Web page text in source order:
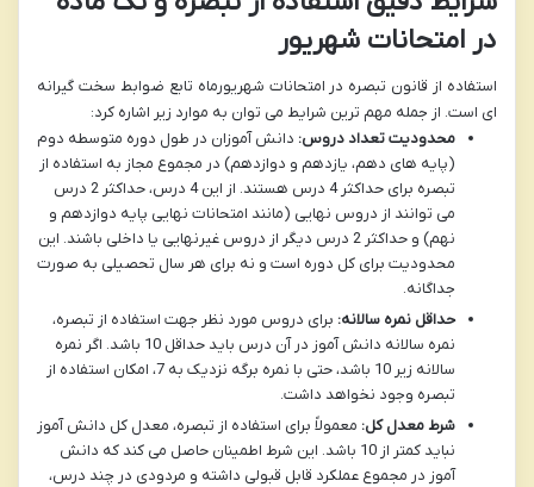
در امتحانات شهریور
استفاده از قانون تبصره در امتحانات شهریورماه تابع ضوابط سخت گیرانه
ای است. از جمله مهم ترین شرایط می توان به موارد زیر اشاره کرد:
محدودیت تعداد دروس: دانش آموزان در طول دوره متوسطه دوم
(پایه های دهم، یازدهم و دوازدهم) در مجموع مجاز به استفاده از
تبصره برای حداکثر 4 درس هستند. از این 4 درس، حداکثر 2 درس
می توانند از دروس نهایی (مانند امتحانات نهایی پایه دوازدهم و
نهم) و حداکثر 2 درس دیگر از دروس غیرنهایی یا داخلی باشند. این
محدودیت برای کل دوره است و نه برای هر سال تحصیلی به صورت
جداگانه.
حداقل نمره سالانه: برای دروس مورد نظر جهت استفاده از تبصره،
نمره سالانه دانش آموز در آن درس باید حداقل 10 باشد. اگر نمره
سالانه زیر 10 باشد، حتی با نمره برگه نزدیک به 7، امکان استفاده از
تبصره وجود نخواهد داشت.
شرط معدل کل: معمولاً برای استفاده از تبصره، معدل کل دانش آموز
نباید کمتر از 10 باشد. این شرط اطمینان حاصل می کند که دانش
آموز در مجموع عملکرد قابل قبولی داشته و مردودی در چند درس،